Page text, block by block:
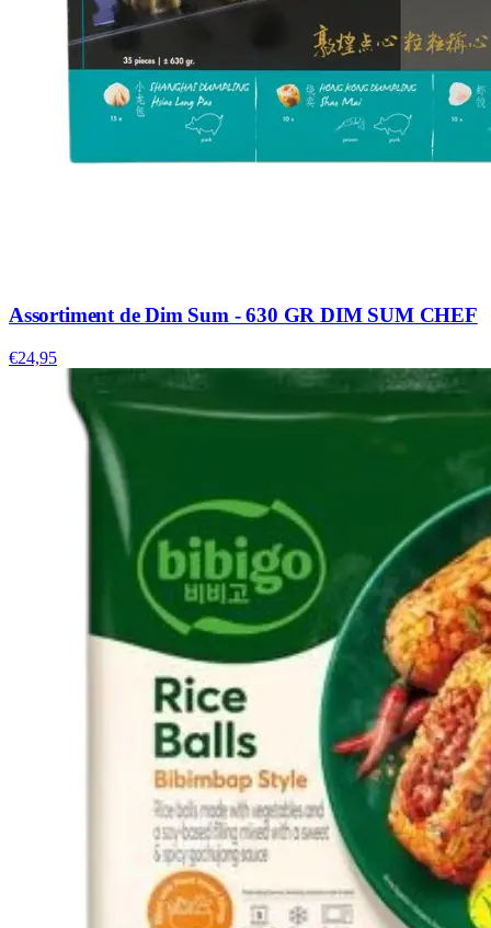
Assortiment de Dim Sum - 630 GR DIM SUM CHEF
€24,95